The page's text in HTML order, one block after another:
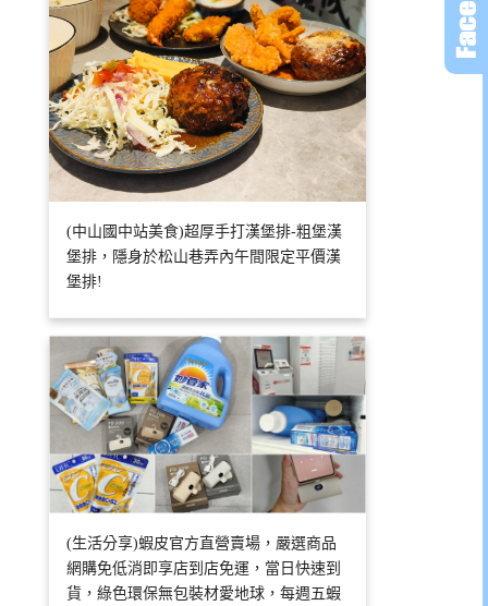
(中山國中站美食)超厚手打漢堡排-粗堡漢
堡排，隱身於松山巷弄內午間限定平價漢
堡排!
(生活分享)蝦皮官方直營賣場，嚴選商品
網購免低消即享店到店免運，當日快速到
貨，綠色環保無包裝材愛地球，每週五蝦